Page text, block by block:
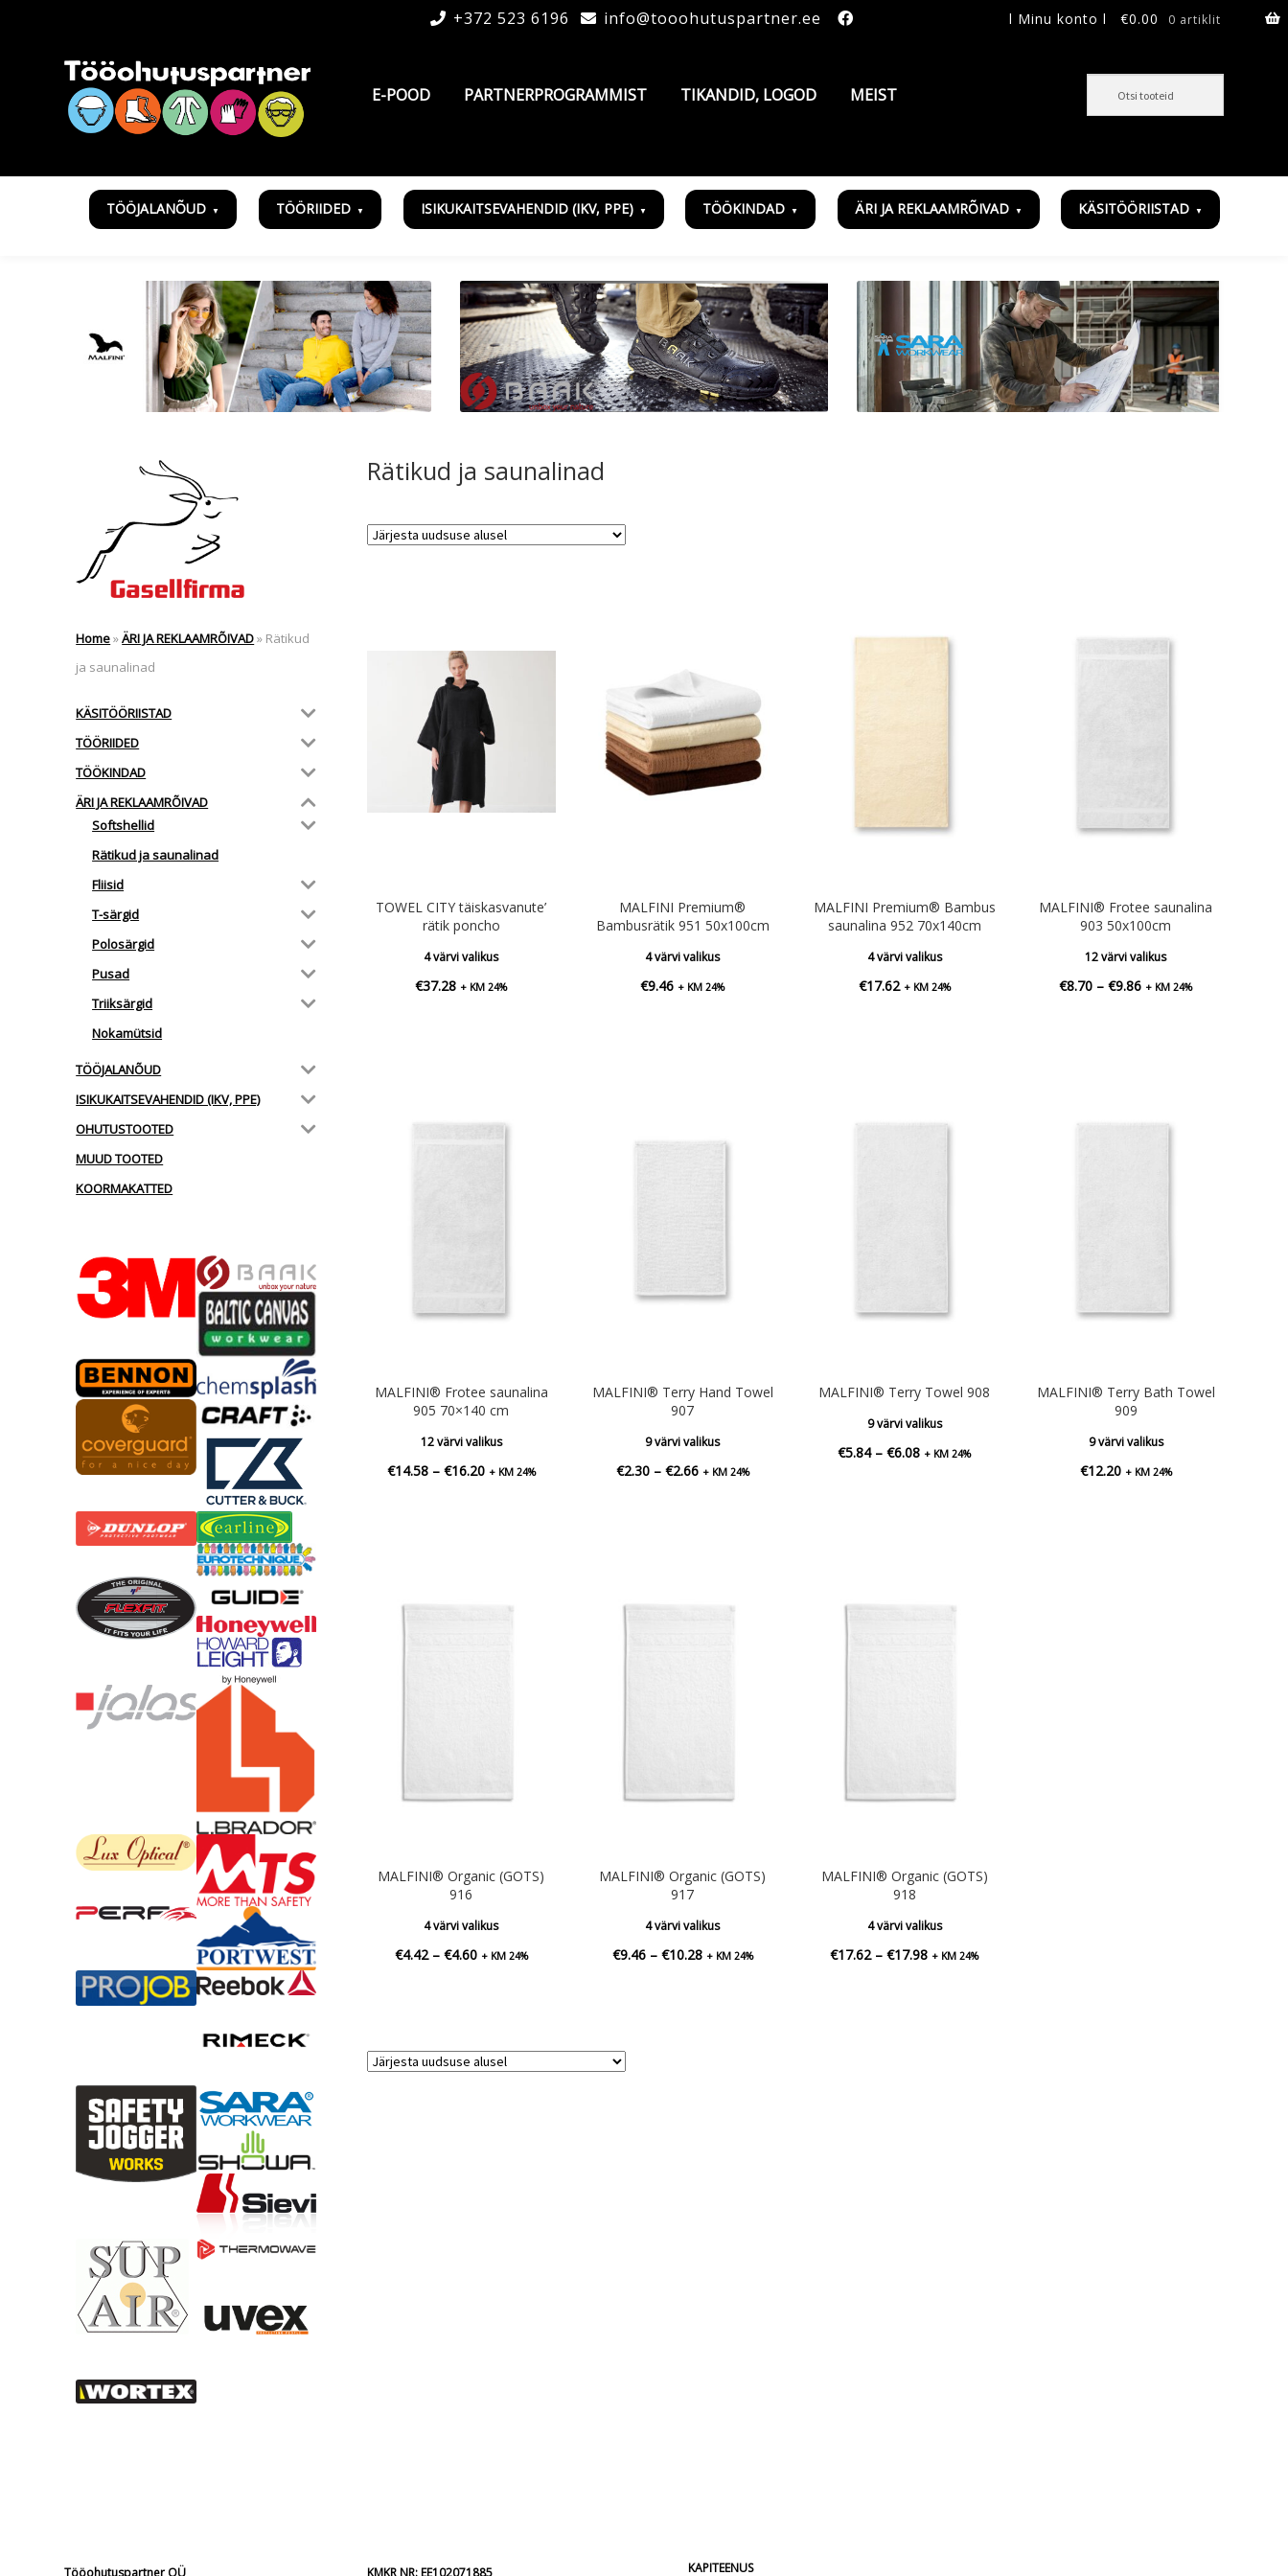
€0.00 0 artiklit
+372 523 6196 info@tooohutuspartner.ee l Minu konto l
E-POOD PARTNERPROGRAMMIST TIKANDID, LOGOD MEIST
TÖÖJALANÕUD TÖÖRIIDED ISIKUKAITSEVAHENDID (IKV, PPE) TÖÖKINDAD ÄRI JA REKLAAMRÕIVAD KÄSITÖÖRIISTAD
Rätikud ja saunalinad
TOWEL CITY täiskasvanute’
rätik poncho
4 värvi valikus
€37.28 + KM 24%
MALFINI Premium®
Bambusrätik 951 50x100cm
4 värvi valikus
€9.46 + KM 24%
MALFINI Premium® Bambus
saunalina 952 70x140cm
4 värvi valikus
€17.62 + KM 24%
MALFINI® Frotee saunalina
903 50x100cm
12 värvi valikus
€8.70 – €9.86Hinnavahemik:
+ KM 24%
MALFINI® Frotee saunalina
905 70×140 cm
12 värvi valikus
€14.58 – €16.20Hinnavahemik:
+ KM 24%
MALFINI® Terry Hand Towel
907
9 värvi valikus
€2.30 – €2.66Hinnavahemik:
+ KM 24%
MALFINI® Terry Towel 908
9 värvi valikus
€5.84 – €6.08Hinnavahemik:
+ KM 24%
MALFINI® Terry Bath Towel
909
9 värvi valikus
€12.20 + KM 24%
MALFINI® Organic (GOTS)
916
4 värvi valikus
€4.42 – €4.60Hinnavahemik:
+ KM 24%
MALFINI® Organic (GOTS)
917
4 värvi valikus
€9.46 – €10.28Hinnavahemik:
+ KM 24%
MALFINI® Organic (GOTS)
918
4 värvi valikus
€17.62 – €17.98Hinnavahemik:
+ KM 24%
Home»ÄRI JA REKLAAMRÕIVAD» Rätikud
ja saunalinad
KÄSITÖÖRIISTAD
TÖÖRIIDED
TÖÖKINDAD
ÄRI JA REKLAAMRÕIVAD
Softshellid
Rätikud ja saunalinad
Fliisid
T-särgid
Polosärgid
Pusad
Triiksärgid
Nokamütsid
TÖÖJALANÕUD
ISIKUKAITSEVAHENDID (IKV, PPE)
OHUTUSTOOTED
MUUD TOOTED
KOORMAKATTED
Tööohutuspartner OÜ KMKR NR: EE102071885 KAPITEENUS